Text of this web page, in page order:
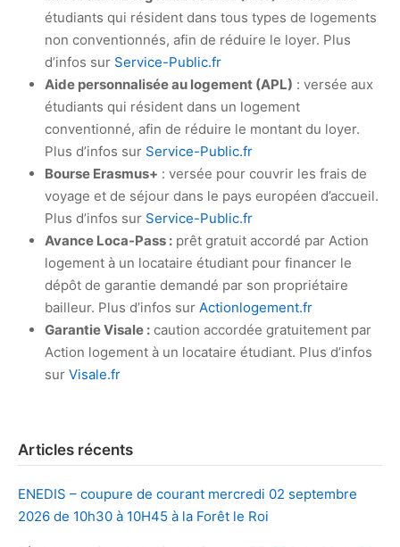
étudiants qui résident dans tous types de logements
non conventionnés, afin de réduire le loyer. Plus
d’infos sur Service-Public.fr
Aide personnalisée au logement (APL) : versée aux
étudiants qui résident dans un logement
conventionné, afin de réduire le montant du loyer.
Plus d’infos sur Service-Public.fr
Bourse Erasmus+ : versée pour couvrir les frais de
voyage et de séjour dans le pays européen d’accueil.
Plus d’infos sur Service-Public.fr
Avance Loca-Pass : prêt gratuit accordé par Action
logement à un locataire étudiant pour financer le
dépôt de garantie demandé par son propriétaire
bailleur. Plus d’infos sur Actionlogement.fr
Garantie Visale : caution accordée gratuitement par
Action logement à un locataire étudiant. Plus d’infos
sur Visale.fr
Articles récents
ENEDIS – coupure de courant mercredi 02 septembre
2026 de 10h30 à 10H45 à la Forêt le Roi